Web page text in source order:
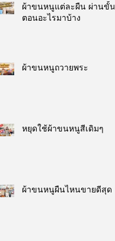
ผ้าขนหนูแต่ละผืน ผ่านขั้น
ตอนอะไรมาบ้าง
ผ้าขนหนูถวายพระ
หยุดใช้ผ้าขนหนูสีเดิมๆ
ผ้าขนหนูผืนไหนขายดีสุด